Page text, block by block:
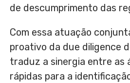
de descumprimento das
Com essa atuação
proativo da due diligence
traduz a sinergia entre as
rápidas para a